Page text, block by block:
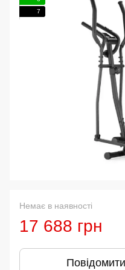
7
Немає в наявності
17 688 грн